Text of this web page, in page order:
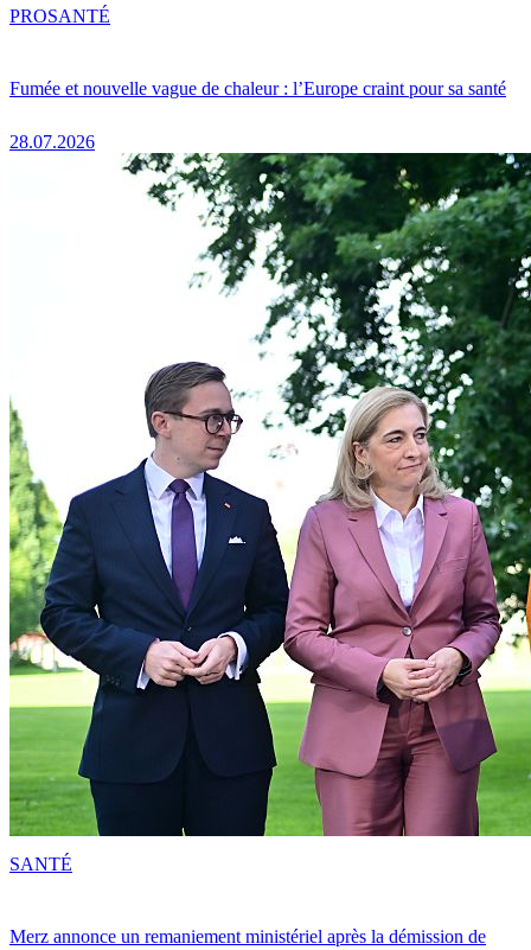
Fumée et nouvelle vague de chaleur : l’Europe craint pour sa santé
28.07.2026
PROSANTÉ
Merz annonce un remaniement ministériel après la démission de
SANTÉ